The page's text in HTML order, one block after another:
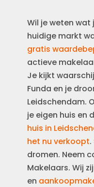
Wil je weten wat
huidige markt
gratis
actieve
Je kijkt
Funda en je
Leidschendam.
je eigen huis en
huis in
het nu verkoopt
dromen. Neem
Makelaars. Wij
en